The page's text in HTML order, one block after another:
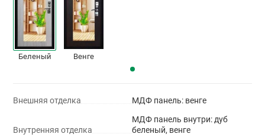
Беленый Венге
Внешняя отделка МДФ панель: венге
Внутренняя отделка
МДФ панель внутри: дуб
беленый, венге